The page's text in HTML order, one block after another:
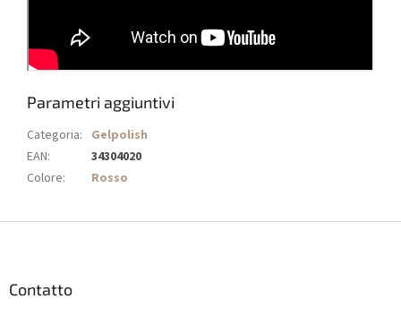
Parametri aggiuntivi
Categoria: Gelpolish
EAN:
34304020
Colore: Rosso
Contatto